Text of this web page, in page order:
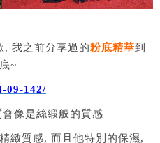
, 我之前分享過的粉底精華到
~
09-142/
像是絲緞般的質感
緻質感, 而且他特別的保濕,